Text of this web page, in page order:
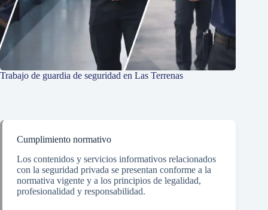
Trabajo de guardia de seguridad en Las Terrenas
Cumplimiento normativo
Los contenidos y servicios informativos relacionados
con la seguridad privada se presentan conforme a la
normativa vigente y a los principios de legalidad,
profesionalidad y responsabilidad.